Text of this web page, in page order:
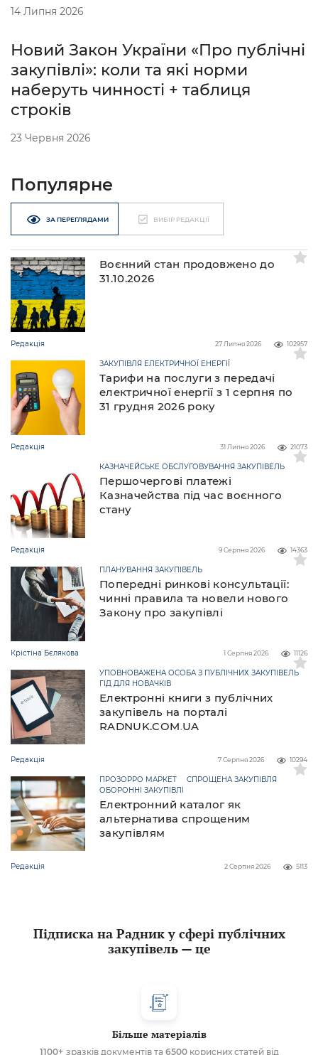
14 Липня 2026
Новий Закон України «Про публічні
закупівлі»: коли та які норми
наберуть чинності + таблиця
строків
23 Червня 2026
Популярне
ЗА ПЕРЕГЛЯДАМИ ВИБІР РЕДАКЦІЇ
Воєнний стан продовжено до
31.10.2026
Редакція 102957
27 Липня 2026
Тарифи на послуги з передачі
електричної енергії з 1 серпня по
31 грудня 2026 року
ЗАКУПІВЛЯ ЕЛЕКТРИЧНОЇ ЕНЕРГІЇ
Редакція 21073
31 Липня 2026
Першочергові платежі
Казначейства під час воєнного
стану
КАЗНАЧЕЙСЬКЕ ОБСЛУГОВУВАННЯ ЗАКУПІВЕЛЬ
Редакція 14363
9 Серпня 2026
Попередні ринкові консультації:
чинні правила та новели нового
Закону про закупівлі
ПЛАНУВАННЯ ЗАКУПІВЕЛЬ
Крістіна Бєлякова 11126
1 Серпня 2026
Електронні книги з публічних
закупівель на порталі
RADNUK.COM.UA
УПОВНОВАЖЕНА ОСОБА З ПУБЛІЧНИХ ЗАКУПІВЕЛЬ
ГІД ДЛЯ НОВАЧКІВ
Редакція 10294
7 Серпня 2026
Електронний каталог як
альтернатива спрощеним
закупівлям
ПРОЗОРРО МАРКЕТ
СПРОЩЕНА ЗАКУПІВЛЯ
ОБОРОННІ ЗАКУПІВЛІ
Редакція 5113
2 Серпня 2026
Підписка на Радник у сфері публічних
закупівель — це
Більше матеріалів
1100+ зразків документів та 6500корисних статей від